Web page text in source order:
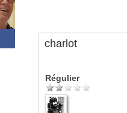
charlot
Régulier